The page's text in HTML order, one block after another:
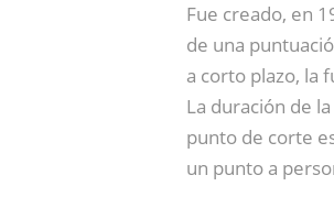
Fue creado, en
de una
a corto plazo, la
La duración de
punto de corte
un punto a